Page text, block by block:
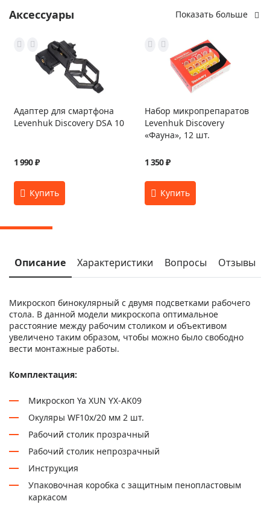
Аксессуары Показать больше
Адаптер для смартфона
Levenhuk Discovery DSA 10
1 990 ₽
Набор микропрепаратов
Levenhuk Discovery
«Фауна», 12 шт.
1 350 ₽
Описание Характеристики Вопросы Отзывы
Микроскоп бинокулярный с двумя подсветками рабочего
стола. В данной модели микроскопа оптимальное
расстояние между рабочим столиком и объективом
увеличено таким образом, чтобы можно было свободно
вести монтажные работы.
Комплектация:
Микроскоп Ya XUN YX-AK09
Окуляры WF10x/20 мм 2 шт.
Рабочий столик прозрачный
Рабочий столик непрозрачный
Инструкция
Упаковочная коробка с защитным пенопластовым
каркасом